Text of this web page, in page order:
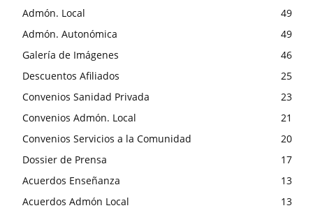
Admón. Local
49
Admón. Autonómica
49
Galería de Imágenes
46
Descuentos Afiliados
25
Convenios Sanidad Privada
23
Convenios Admón. Local
21
Convenios Servicios a la Comunidad
20
Dossier de Prensa
17
Acuerdos Enseñanza
13
Acuerdos Admón Local
13